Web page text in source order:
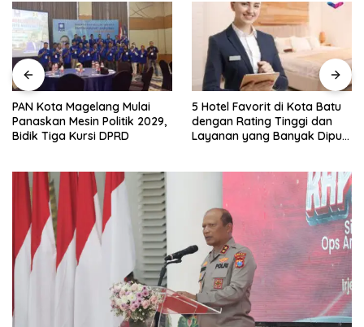
PAN Kota Magelang Mulai
Panaskan Mesin Politik 2029,
Bidik Tiga Kursi DPRD
5 Hotel Favorit di Kota Batu
dengan Rating Tinggi dan
Layanan yang Banyak Dipuji